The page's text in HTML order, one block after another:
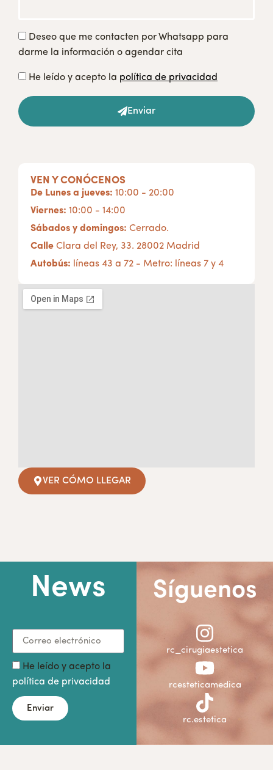
Deseo que me contacten por Whatsapp para
darme la información o agendar cita
He leído y acepto la política de privacidad
Enviar
VEN Y CONÓCENOS
De Lunes a jueves: 10:00 - 20:00
Viernes: 10:00 - 14:00
Sábados y domingos: Cerrado.
Calle Clara del Rey, 33. 28002 Madrid
Autobús: líneas 43 a 72 - Metro: líneas 7 y 4
VER CÓMO LLEGAR
News
He leído y acepto la
política de privacidad
Enviar
Síguenos
rc_cirugiaestetica
rcesteticamedica
rc.estetica